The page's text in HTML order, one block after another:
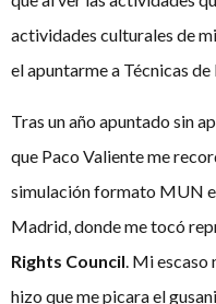
actividades culturales de
el apuntarme a Técnicas
Tras un año apuntado sin
que Paco Valiente me
simulación formato MUN
Madrid, donde me tocó
Rights Council . Mi
hizo que me picara el